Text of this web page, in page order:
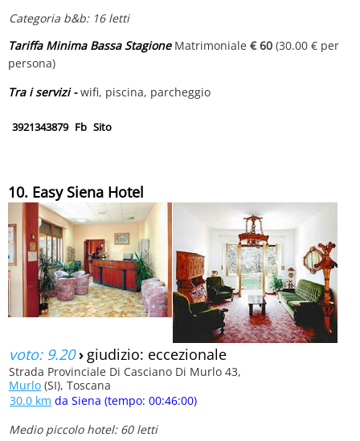
Categoria b&b: 16 letti
Tariffa Minima Bassa StagioneMatrimoniale € 60 (30.00 € per
persona)
Tra i servizi -wifi, piscina, parcheggio
3921343879 Fb Sito
10. Easy Siena Hotel
voto: 9.20› giudizio: eccezionale
Strada Provinciale Di Casciano Di Murlo 43,
Murlo (SI), Toscana
30.0 km da Siena (tempo: 00:46:00)
Medio piccolo hotel: 60 letti